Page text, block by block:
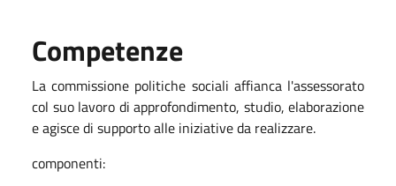
Competenze
La commissione politiche sociali affianca l'assessorato
col suo lavoro di approfondimento, studio, elaborazione
e agisce di supporto alle iniziative da realizzare.
componenti: